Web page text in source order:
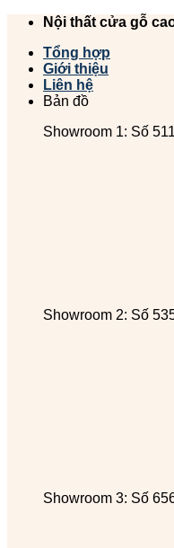
Chuyển
dung
Nội thất cửa gỗ
Tổng hợp
Giới thiệu
Liên hệ
Bản đồ
Showroom 1: Số
Showroom 2: Số
Showroom 3: Số